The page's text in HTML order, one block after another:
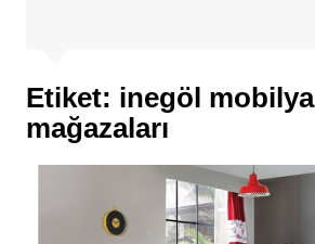
Etiket: inegöl mobilya
mağazaları